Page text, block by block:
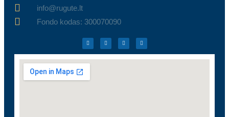
info@rugute.lt
Fondo kodas: 300070090